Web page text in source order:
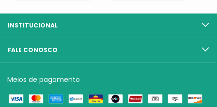
INSTITUCIONAL
FALE CONOSCO
Meios de pagamento